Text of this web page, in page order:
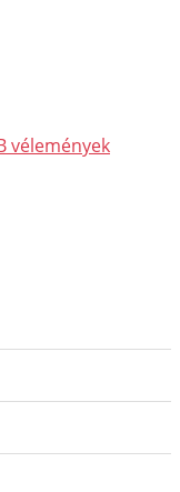
vélemények